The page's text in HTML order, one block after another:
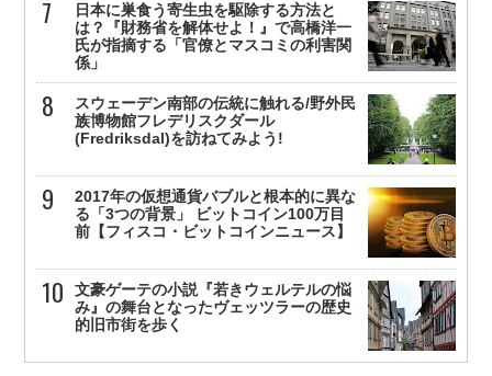
日本に巣食う寄生虫を駆除する方法と
は？『財務省を解体せよ！』で高橋洋一
氏が指摘する「官僚とマスコミの利害関
係」
スウェーデン南部の伝統に触れる/野外民
族博物館フレデリスクダール
(Fredriksdal)を訪ねてみよう!
2017年の仮想通貨バブルと根本的に異な
る「3つの背景」 ビットコイン100万目
前【フィスコ・ビットコインニュース】
文豪ゲーテの小説『若きウェルテルの悩
み』の舞台となったヴェッツラーの歴史
的旧市街を歩く